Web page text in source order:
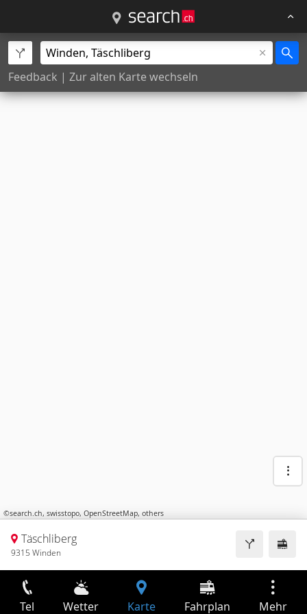
Feedback | Zur alten Karte wechseln
©search.ch, swisstopo, OpenStreetMap, others
Täschliberg
9315 Winden
Tel Wetter Karte Fahrplan Mehr